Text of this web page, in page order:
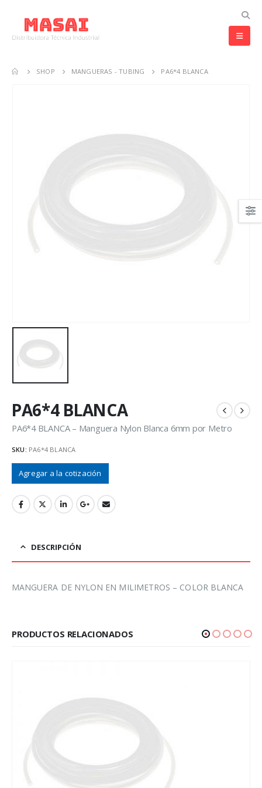
SHOP MANGUERAS - TUBING PA6*4 BLANCA
PA6*4 BLANCA
PA6*4 BLANCA – Manguera Nylon Blanca 6mm por Metro
SKU: PA6*4 BLANCA
Agregar a la cotización
DESCRIPCIÓN
MANGUERA DE NYLON EN MILIMETROS – COLOR BLANCA
PRODUCTOS RELACIONADOS